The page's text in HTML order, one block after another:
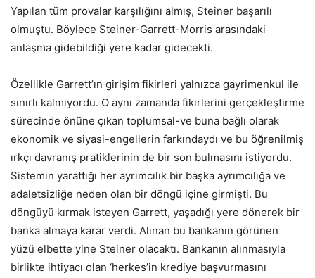
Yapılan tüm provalar karşılığını almış, Steiner başarılı
olmuştu. Böylece Steiner-Garrett-Morris arasındaki
anlaşma gidebildiği yere kadar gidecekti.
Özellikle Garrett’ın girişim fikirleri yalnızca gayrimenkul ile
sınırlı kalmıyordu. O aynı zamanda fikirlerini gerçekleştirme
sürecinde önüne çıkan toplumsal-ve buna bağlı olarak
ekonomik ve siyasi-engellerin farkındaydı ve bu öğrenilmiş
ırkçı davranış pratiklerinin de bir son bulmasını istiyordu.
Sistemin yarattığı her ayrımcılık bir başka ayrımcılığa ve
adaletsizliğe neden olan bir döngü içine girmişti. Bu
döngüyü kırmak isteyen Garrett, yaşadığı yere dönerek bir
banka almaya karar verdi. Alınan bu bankanın görünen
yüzü elbette yine Steiner olacaktı. Bankanın alınmasıyla
birlikte ihtiyacı olan ‘herkes’in krediye başvurmasını